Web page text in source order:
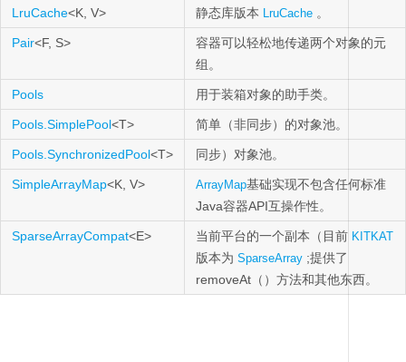
LruCache<K, V> 静态库版本 LruCache 。
Pair<F, S>
容器可以轻松地传递两个对象的元
组。
Pools 用于装箱对象的助手类。
Pools.SimplePool<T> 简单（非同步）的对象池。
Pools.SynchronizedPool<T> 同步）对象池。
SimpleArrayMap<K, V> ArrayMap基础实现不包含任何标准
Java容器API互操作性。
SparseArrayCompat<E> 当前平台的一个副本（目前 KITKAT
版本为 SparseArray ;提供了
removeAt（）方法和其他东西。